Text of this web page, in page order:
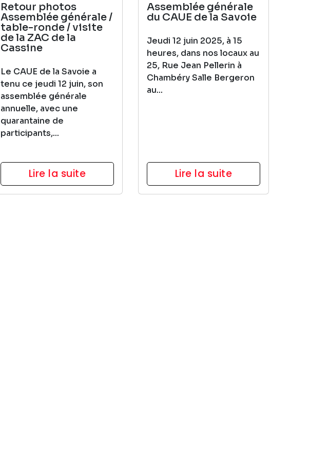
Retour photos
Assemblée générale /
table-ronde / visite
de la ZAC de la
Cassine
Le CAUE de la Savoie a
tenu ce jeudi 12 juin, son
assemblée générale
annuelle, avec une
quarantaine de
participants,...
Lire la suite
Assemblée générale
du CAUE de la Savoie
Jeudi 12 juin 2025, à 15
heures, dans nos locaux au
25, Rue Jean Pellerin à
Chambéry Salle Bergeron
au...
Lire la suite